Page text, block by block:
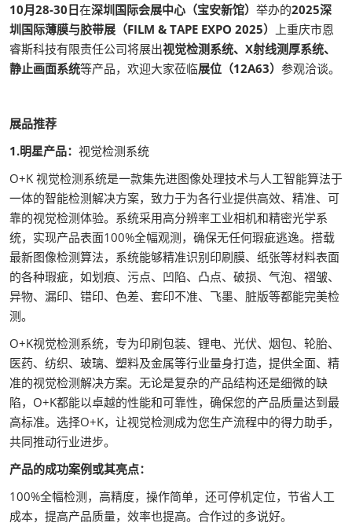
10月28-30日在深圳国际会展中心（宝安新馆） 举办的2025深
圳国际薄膜与胶带展（FILM & TAPE EXPO 2025）
上重庆市恩
睿斯科技有限责任公司将展出视觉检测系统、X射线测厚系统、
静止画面系统等产品，欢迎大家莅临展位（12A63） 参观洽谈。
展品推荐
1.明星产品： 视觉检测系统
O+K 视觉检测系统是一款集先进图像处理技术与人工智能算法于
一体的智能检测解决方案，致力于为各行业提供高效、精准、可
靠的视觉检测体验。系统采用高分辨率工业相机和精密光学系
统，实现产品表面100%全幅观测，确保无任何瑕疵逃逸。搭载
最新图像检测算法，系统能够精准识别印刷膜、纸张等材料表面
的各种瑕疵，如划痕、污点、凹陷、凸点、破损、气泡、褶皱、
异物、漏印、错印、色差、套印不准、飞墨、脏版等都能完美检
测。
O+K视觉检测系统，专为印刷包装、锂电、光伏、烟包、轮胎、
医药、纺织、玻璃、塑料及金属等行业量身打造，提供全面、精
准的视觉检测解决方案。无论是复杂的产品结构还是细微的缺
陷，O+K都能以卓越的性能和可靠性，确保您的产品质量达到最
高标准。选择O+K，让视觉检测成为您生产流程中的得力助手，
共同推动行业进步。
产品的成功案例或其亮点：
100%全幅检测，高精度，操作简单，还可停机定位，节省人工
成本，提高产品质量，效率也提高。合作过的多说好。